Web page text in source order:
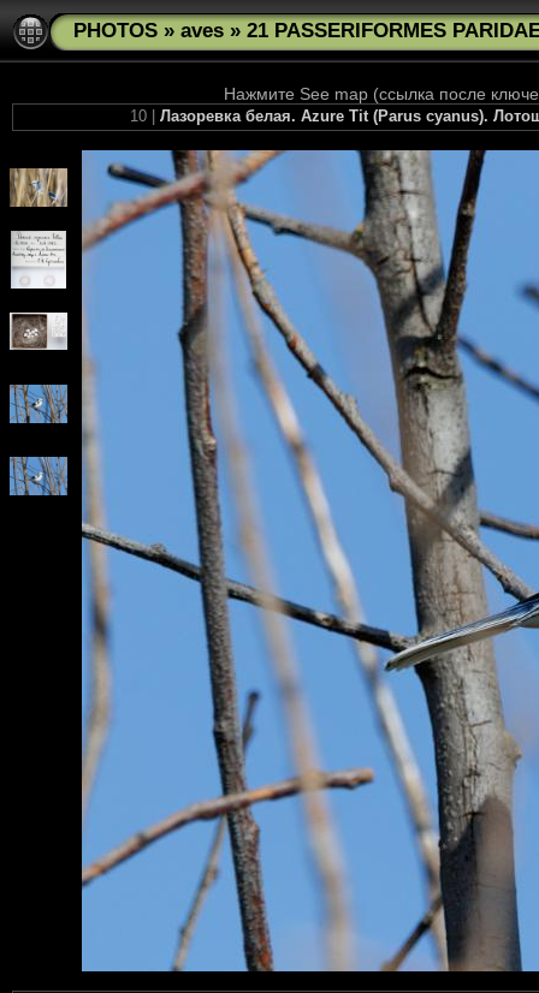
PHOTOS » aves » 21 PASSERIFORMES
Нажмите See map (ссылка после
10 |Лазоревка белая. Azure Tit (Parus cyanus).